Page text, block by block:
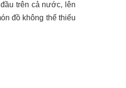
trên cả nước, lên
đồ không thể thiếu